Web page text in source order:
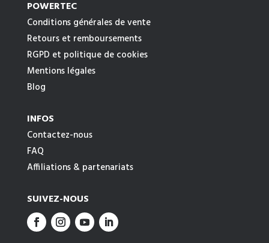
POWERTEC
Conditions générales de vente
Retours et remboursements
RGPD et politique de cookies
Mentions légales
Blog
INFOS
Contactez-nous
FAQ
Affiliations & partenariats
SUIVEZ-NOUS